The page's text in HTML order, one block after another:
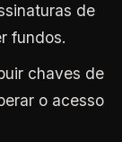
de
fundos.
chaves de
o acesso